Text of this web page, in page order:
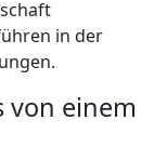
in der
von einem